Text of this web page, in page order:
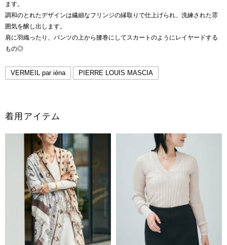
ます。
調和のとれたデザインは繊細なフリンジの縁取りで仕上げられ、洗練された雰
囲気を醸し出します。
肩に羽織ったり、パンツの上から腰巻にしてスカートのようにレイヤードする
もの◎
VERMEIL par iéna PIERRE LOUIS MASCIA
着用アイテム